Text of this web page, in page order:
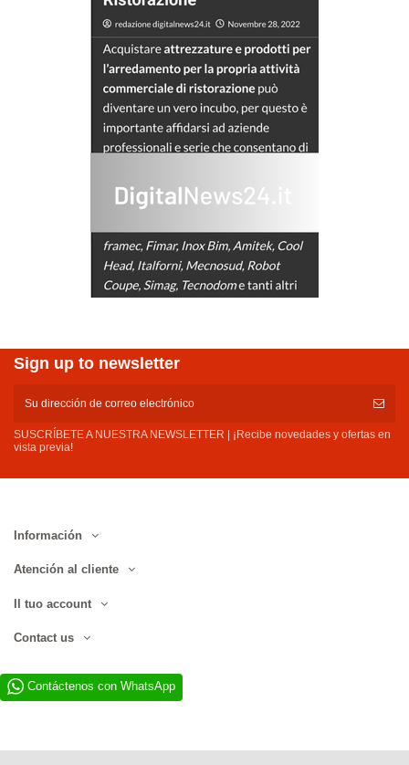
Sign up to newsletter
SUSCRÍBETE A NUESTRA NEWSLETTER | ¡Recibe novedades y ofertas en
vista previa!
Información
Atención al cliente
Il tuo account
Contact us
Contáctenos con WhatsApp